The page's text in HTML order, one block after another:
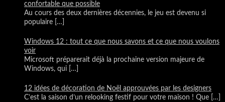
confortable que possible
Au cours des deux dernières décennies, le jeu est devenu si
populaire
[…]
Windows 12 : tout ce que nous savons et ce que nous voulons
voir
Microsoft préparerait déjà la prochaine version majeure de
Windows, qui
[…]
12 idées de décoration de Noël approuvées par les designers
C’est la saison d’un relooking festif pour votre maison ! Que
[…]